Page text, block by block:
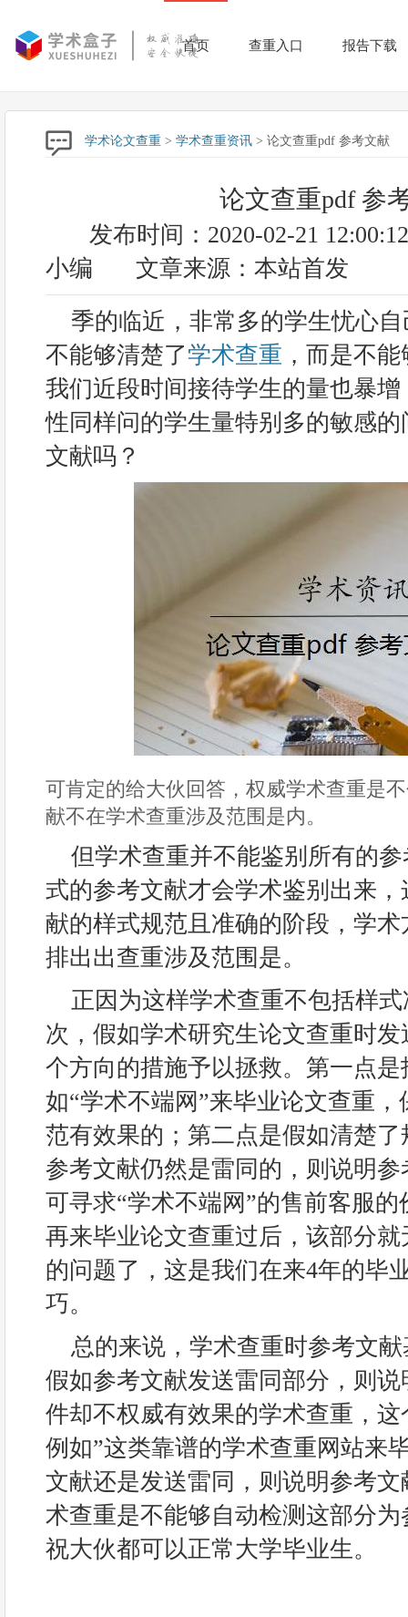
首页 查重入口 报告下载
学术论文查重 > 学术查重资讯 > 论文查重pdf 参考文献
论文查重pdf 参
发布时间：2020-02-21 12:00:12
小编
文章来源：本站首发
季的临近，非常多的学生忧心
不能够清楚了学术查重 ，而是不
我们近段时间接待学生的量也暴
性同样问的学生量特别多的敏感
文献吗？
可肯定的给大伙回答，权威学术查重是
献不在学术查重涉及范围是内。
但学术查重并不能鉴别所有的
式的参考文献才会学术鉴别出来
献的样式规范且准确的阶段，学
排出出查重涉及范围是。
正因为这样学术查重不包括样
次，假如学术研究生论文查重时
个方向的措施予以拯救。第一点
如“学术不端网”来毕业论文查重
范有效果的；第二点是假如清楚
参考文献仍然是雷同的，则说明
可寻求“学术不端网”的售前客服
再来毕业论文查重过后，该部分
的问题了，这是我们在来4年的毕
巧。
总的来说，学术查重时参考文
假如参考文献发送雷同部分，则
件却不权威有效果的学术查重，
例如”这类靠谱的学术查重网站来
文献还是发送雷同，则说明参考
术查重是不能够自动检测这部分
祝大伙都可以正常大学毕业生。